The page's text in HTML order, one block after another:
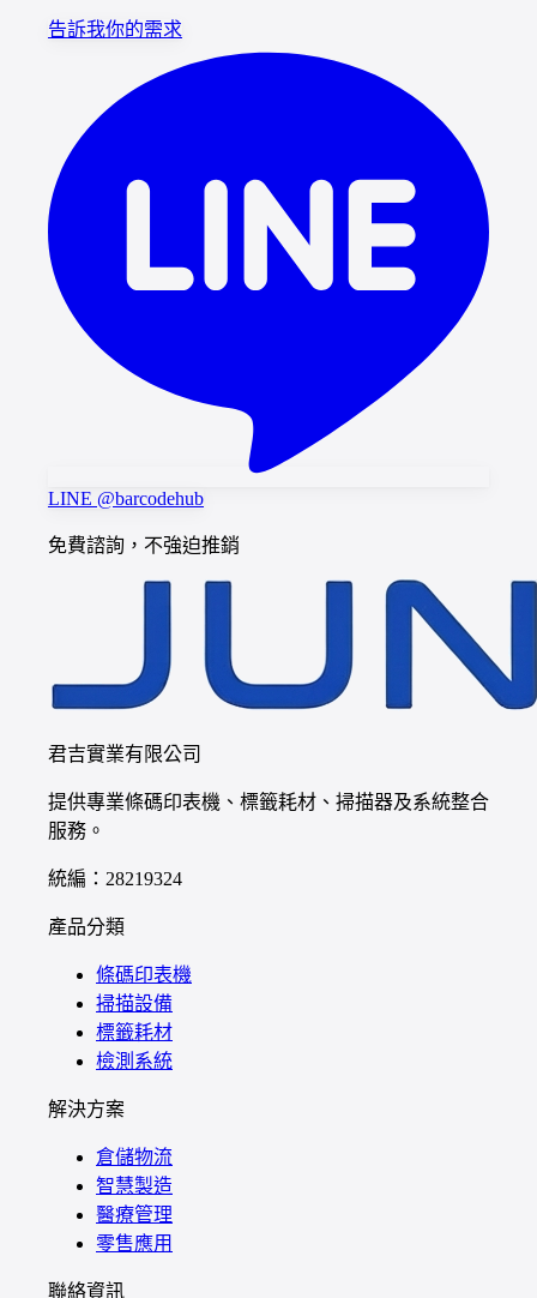
告訴我你的需求
LINE @barcodehub
免費諮詢，不強迫推銷
君吉實業有限公司
提供專業條碼印表機、標籤耗材、掃描器及系統整合
服務。
統編：28219324
產品分類
條碼印表機
掃描設備
標籤耗材
檢測系統
解決方案
倉儲物流
智慧製造
醫療管理
零售應用
聯絡資訊